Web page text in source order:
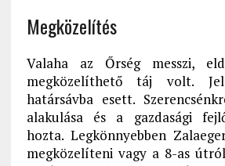
Megközelítés
Valaha az Őrség messzi,
megközelíthető táj volt.
határsávba esett.
alakulása és a gazdasági
hozta. Legkönnyebben
megközelíteni vagy a 8-as